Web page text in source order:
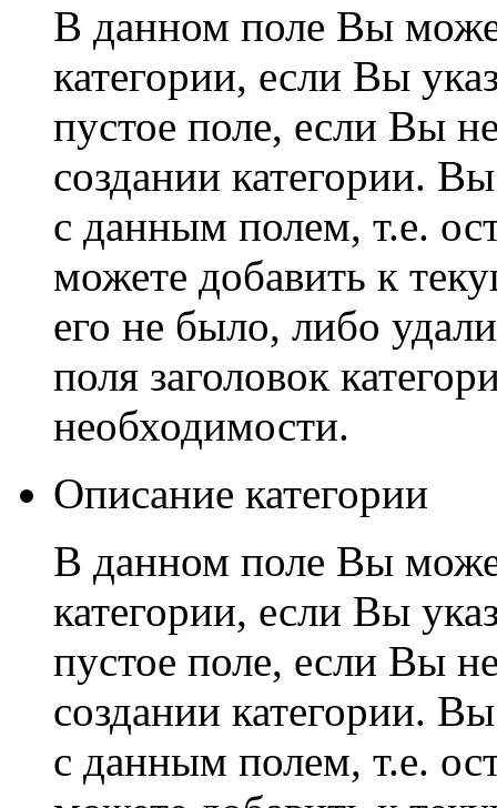
В данном поле Вы
категории, если Вы
пустое поле, если Вы
создании категории.
с данным полем, т.е.
можете добавить к
его не было, либо
поля заголовок
необходимости.
Описание категории
В данном поле Вы
категории, если Вы
пустое поле, если Вы
создании категории.
с данным полем, т.е.